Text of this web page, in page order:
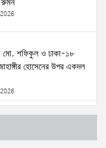
রুমন
মো. শফিকুল ও ঢাকা-১৮
হোসেনের উপর একদল
সভা অনুষ্ঠিত